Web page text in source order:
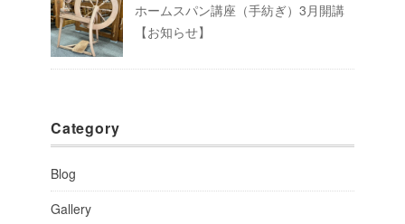
ホームスパン講座（手紡ぎ）3月開講
【お知らせ】
Category
Blog
Gallery